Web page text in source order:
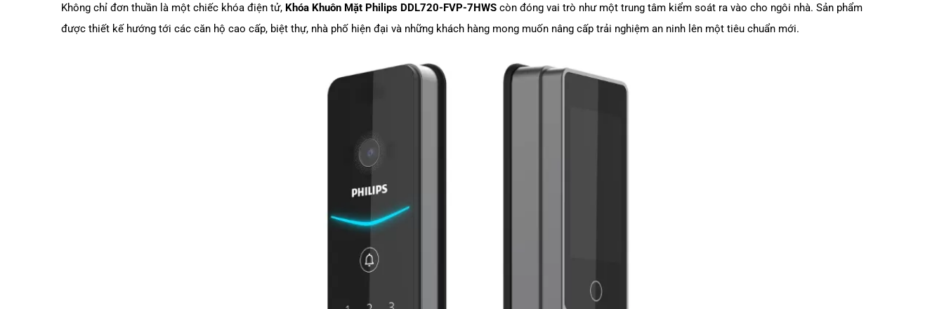
Không chỉ đơn thuần là một chiếc khóa điện tử, Khóa Khuôn Mặt Philips DDL720-FVP-7HWS còn đóng vai trò như một trung tâm kiểm soát ra vào cho ngôi nhà. Sản phẩm
được thiết kế hướng tới các căn hộ cao cấp, biệt thự, nhà phố hiện đại và những khách hàng mong muốn nâng cấp trải nghiệm an ninh lên một tiêu chuẩn mới.